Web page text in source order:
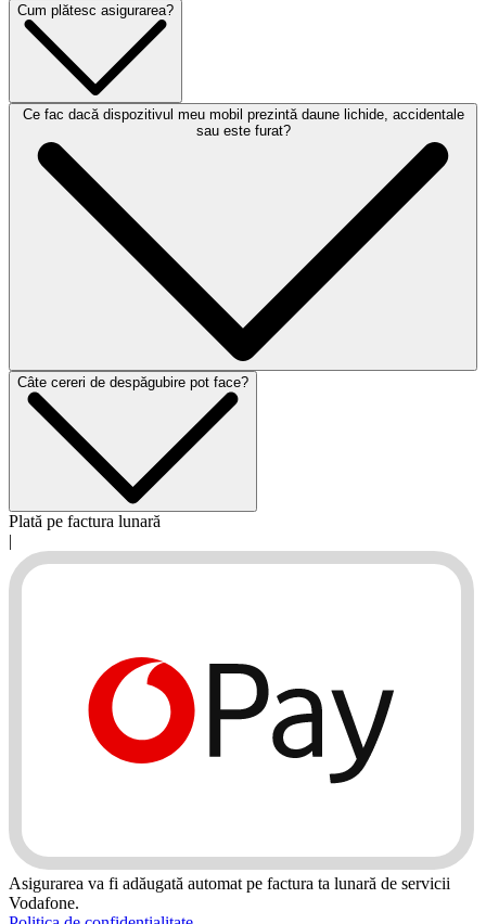
Cum plătesc asigurarea?
Ce fac dacă dispozitivul meu mobil prezintă daune lichide, accidentale
sau este furat?
Câte cereri de despăgubire pot face?
Plată pe factura lunară
|
Asigurarea va fi adăugată automat pe factura ta lunară de servicii
Vodafone.